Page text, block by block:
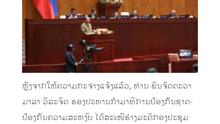
ຫຼັງຈາກໃຫ້ຄວາມກະຈ່າງແຈ້ງແລ້ວ, ທ່ານ ພົນຈັດຕະວາ
ມາລາ ວິລະຈິດ ຮອງປະທານກໍາມາທິການປ້ອງກັນຊາດ-
ປ້ອງກັນຄວາມສະຫງົບ ໄດ້ສະເໜີຮ່າງມະຕິກອງປະຊຸມ